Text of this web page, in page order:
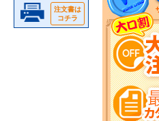
注文書は
コチラ